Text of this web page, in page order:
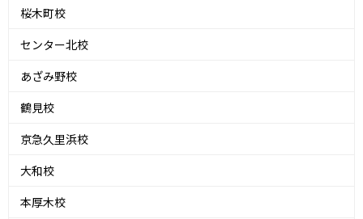
桜木町校
センター北校
あざみ野校
鶴見校
京急久里浜校
大和校
本厚木校